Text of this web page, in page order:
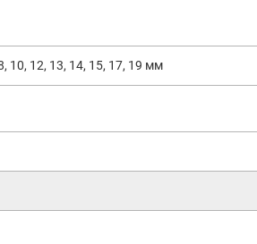
10, 12, 13, 14, 15, 17, 19 мм